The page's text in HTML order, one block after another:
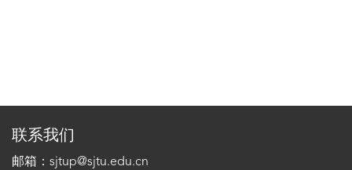
联系我们
邮箱：sjtup@sjtu.edu.cn